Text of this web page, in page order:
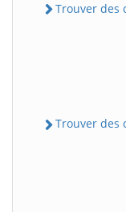
Trouver des
Trouver des